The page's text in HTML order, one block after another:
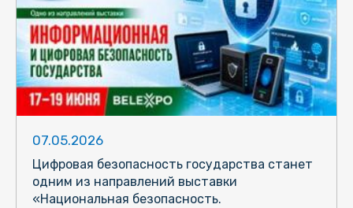
07.05.2026
Цифровая безопасность государства станет
одним из направлений выставки
«Национальная безопасность.